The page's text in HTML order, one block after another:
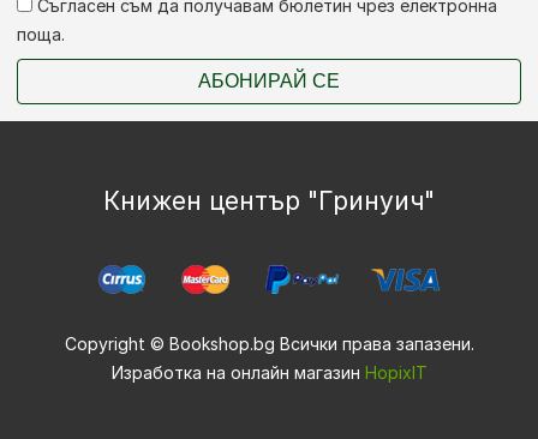
Съгласен съм да получавам бюлетин чрез електронна
поща.
АБОНИРАЙ СЕ
Книжен център "Гринуич"
Copyright © Bookshop.bg Всички права запазени.
Изработка на онлайн магазин HopixIT